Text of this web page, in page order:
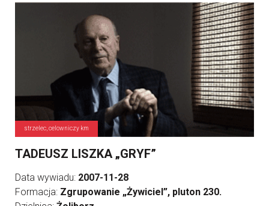
strzelec, celowniczy km
TADEUSZ LISZKA „GRYF”
Data wywiadu: 2007-11-28
Formacja: Zgrupowanie „Żywiciel”, pluton 230.